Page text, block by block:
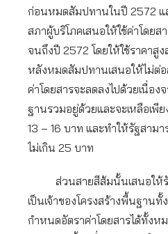
ก่อนหมดสัมปทานในปี 2572
สภาผู้บริโภคเสนอให้ใช้ค่าโดย
จนถึงปี 2572 โดยให้ใช้ราคาสู
หลังหมดสัมปทานเสนอให้ไม่ต่
ค่าโดยสารจะลดลงไปด้วยเนื่อง
ฐานรวมอยู่ด้วยและจะเหลือเพี
13 – 16 บาท และทำให้รัฐสาม
ไม่เกิน 25 บาท
ส่วนสายสีส้มนั้นเสนอให้รั
เป็นเจ้าของโครงสร้างพื้นฐาน
กำหนดอัตราค่าโดยสารได้ทั้งห